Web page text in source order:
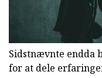
Sidstnævnte endda
for at dele